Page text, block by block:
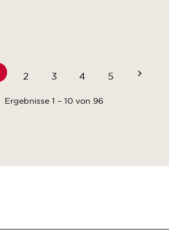
Ergebnisse 1 – 10 von 96
2 3 4 5